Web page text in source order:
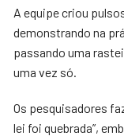
A equipe criou
demonstrando na
passando uma
uma vez só.
Os pesquisadores
lei foi quebrada”,